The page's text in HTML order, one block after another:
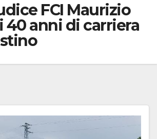
FCI Maurizio
40 anni di carriera